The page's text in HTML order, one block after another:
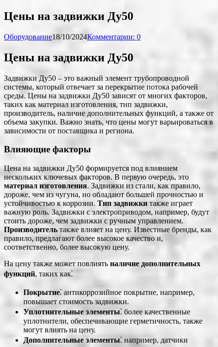
Цены на задвижки Ду50
Оборудование18/10/2024Комментарии: 0
Цены на задвижки Ду50
Задвижки Ду50 – это важный элемент трубопроводной
системы, который отвечает за перекрытие потока рабочей
среды. Цены на задвижки Ду50 зависят от многих факторов,
таких как материал изготовления, тип задвижки,
производитель, наличие дополнительных функций, а также от
объема закупки. Важно знать, что цены могут варьироваться в
зависимости от поставщика и региона.
Влияющие факторы
Цена на задвижки Ду50 формируется под влиянием
нескольких ключевых факторов. В первую очередь, это
материал изготовления. Задвижки из стали, как правило,
дороже, чем из чугуна, но обладают большей прочностью и
устойчивостью к коррозии. Тип задвижки также играет
важную роль. Задвижки с электроприводом, например, будут
стоить дороже, чем задвижки с ручным управлением.
Производитель также влияет на цену. Известные бренды, как
правило, предлагают более высокое качество и,
соответственно, более высокую цену.
На цену также может повлиять наличие дополнительных
функций, таких как⁚
Покрытие⁚ антикоррозийное покрытие, например,
повышает стоимость задвижки.
Уплотнительные элементы⁚ более качественные
уплотнители, обеспечивающие герметичность, также
могут влиять на цену.
Дополнительные элементы⁚ например, датчики